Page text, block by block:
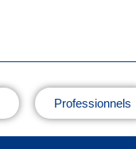
Professionnels